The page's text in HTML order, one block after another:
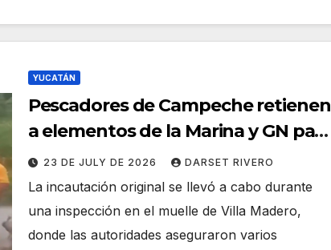
YUCATÁN
Pescadores de Campeche retienen
a elementos de la Marina y GN para
recuperar compresores
decomisados
23 DE JULY DE 2026 DARSET RIVERO
La incautación original se llevó a cabo durante
una inspección en el muelle de Villa Madero,
donde las autoridades aseguraron varios